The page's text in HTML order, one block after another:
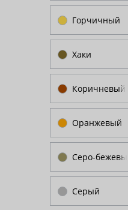
Горчичный
Хаки
Коричневый
Оранжевый
Серо-бежевый
Серый